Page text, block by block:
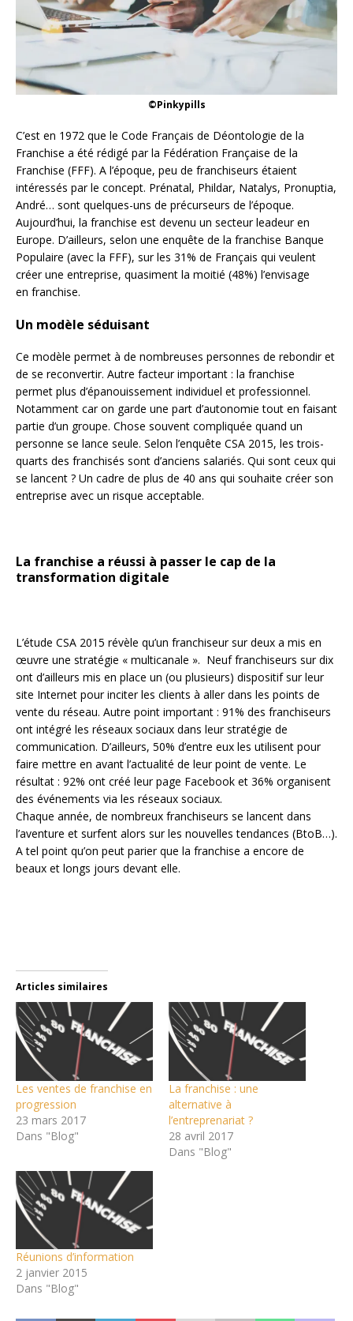
©Pinkypills
C’est en 1972 que le Code Français de Déontologie de la
Franchise a été rédigé par la Fédération Française de la
Franchise (FFF). A l’époque, peu de franchiseurs étaient
intéressés par le concept. Prénatal, Phildar, Natalys, Pronuptia,
André… sont quelques-uns de précurseurs de l’époque.
Aujourd’hui, la franchise est devenu un secteur leadeur en
Europe. D’ailleurs, selon une enquête de la franchise Banque
Populaire (avec la FFF), sur les 31% de Français qui veulent
créer une entreprise, quasiment la moitié (48%) l’envisage
en franchise.
Un modèle séduisant
Ce modèle permet à de nombreuses personnes de rebondir et
de se reconvertir. Autre facteur important : la franchise
permet plus d’épanouissement individuel et professionnel.
Notamment car on garde une part d’autonomie tout en faisant
partie d’un groupe. Chose souvent compliquée quand un
personne se lance seule. Selon l’enquête CSA 2015, les trois-
quarts des franchisés sont d’anciens salariés. Qui sont ceux qui
se lancent ? Un cadre de plus de 40 ans qui souhaite créer son
entreprise avec un risque acceptable.
La franchise a réussi à passer le cap de la
transformation digitale
L’étude CSA 2015 révèle qu’un franchiseur sur deux a mis en
œuvre une stratégie « multicanale ». Neuf franchiseurs sur dix
ont d’ailleurs mis en place un (ou plusieurs) dispositif sur leur
site Internet pour inciter les clients à aller dans les points de
vente du réseau. Autre point important : 91% des franchiseurs
ont intégré les réseaux sociaux dans leur stratégie de
communication. D’ailleurs, 50% d’entre eux les utilisent pour
faire mettre en avant l’actualité de leur point de vente. Le
résultat : 92% ont créé leur page Facebook et 36% organisent
des événements via les réseaux sociaux.
Chaque année, de nombreux franchiseurs se lancent dans
l’aventure et surfent alors sur les nouvelles tendances (BtoB…).
A tel point qu’on peut parier que la franchise a encore de
beaux et longs jours devant elle.
Articles similaires
Les ventes de franchise en
progression
23 mars 2017
Dans "Blog"
La franchise : une
alternative à
l’entreprenariat ?
28 avril 2017
Dans "Blog"
Réunions d’information
2 janvier 2015
Dans "Blog"